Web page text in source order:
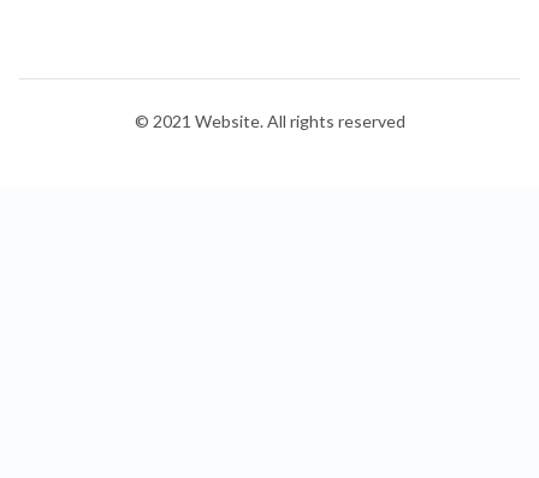
© 2021 Website. All rights reserved